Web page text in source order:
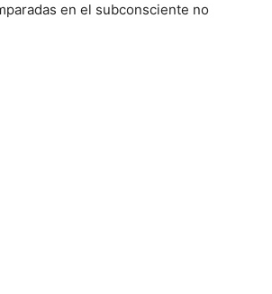
en el subconsciente no